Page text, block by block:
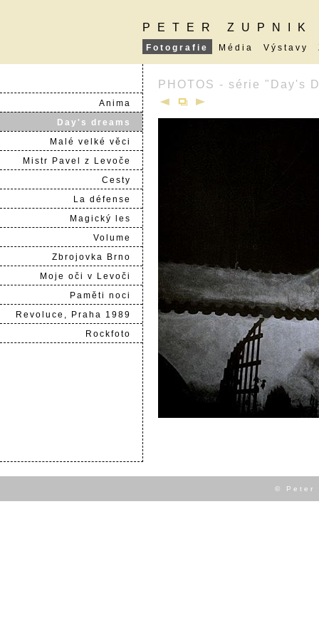
PETER ZUPNIK
Fotografie Média Výstavy
Anima
Day's dreams
Malé velké věci
Mistr Pavel z Levoče
Cesty
La défense
Magický les
Volume
Zbrojovka Brno
Moje oči v Levoči
Paměti noci
Revoluce, Praha 1989
Rockfoto
PHOTOS - série "Day's
© Peter